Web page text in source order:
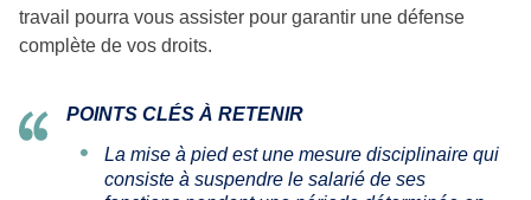
travail pourra vous assister pour garantir une défense
complète de vos droits.
POINTS CLÉS À RETENIR
La mise à pied est une mesure disciplinaire qui
consiste à suspendre le salarié de ses